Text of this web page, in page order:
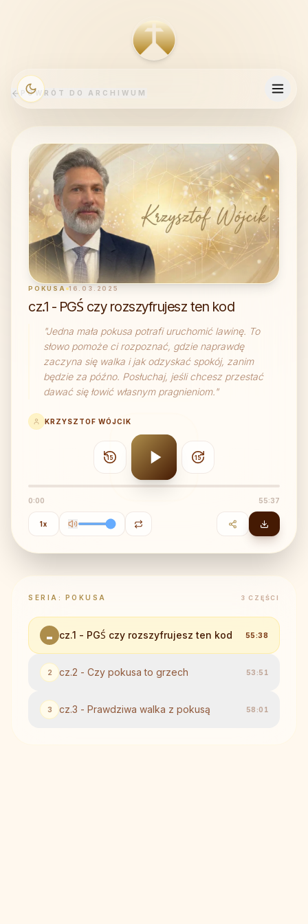
POWRÓT DO ARCHIWUM
POKUSA 16.03.2025
cz.1 - PGŚ czy rozszyfrujesz ten kod
"Jedna mała pokusa potrafi uruchomić lawinę. To
słowo pomoże ci rozpoznać, gdzie naprawdę
zaczyna się walka i jak odzyskać spokój, zanim
będzie za późno. Posłuchaj, jeśli chcesz przestać
dawać się łowić własnym pragnieniom."
KRZYSZTOF WÓJCIK
15 15
0:00 55:37
1x
SERIA: POKUSA 3 CZĘŚCI
cz.1 - PGŚ czy rozszyfrujesz ten kod 55:38
2 cz.2 - Czy pokusa to grzech 53:51
3 cz.3 - Prawdziwa walka z pokusą 58:01